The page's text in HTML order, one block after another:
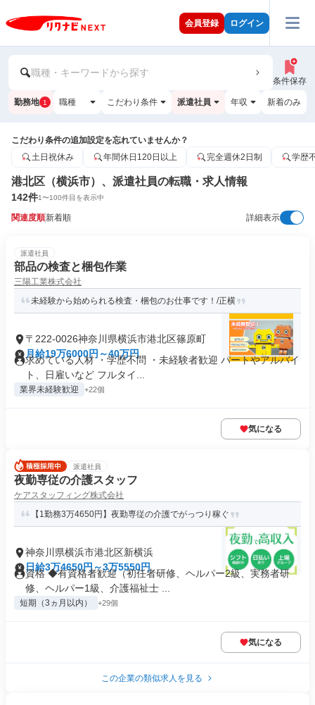
会員登録 ログイン
職種・キーワードから探す
条件保存
勤務地 1 職種 こだわり条件 派遣社員 年収 新着のみ
こだわり条件の追加設定を忘れていませんか？
土日祝休み
年間休日120日以上 完全週休2日制 学歴
港北区（横浜市）、派遣社員の転職・求人情報
142件1〜100件目を表示中
関連度順新着順 詳細表示
派遣社員
部品の検査と梱包作業
三陽工業株式会社
未経験から始められる検査・梱包のお仕事です！/正横
〒222-0026神奈川県横浜市港北区篠原町
月給19万6000円～40万円
求めている人材 ・学歴不問 ・未経験者歓迎 パートやアルバイ
ト、日雇いなど フルタイ...
業界未経験歓迎 +22個
気になる
派遣社員
夜勤専従の介護スタッフ
ケアスタッフィング株式会社
【1勤務3万4650円】夜勤専従の介護でがっつり稼ぐ
神奈川県横浜市港北区新横浜
日給3万4650円～3万5550円
資格 ◆有資格者歓迎（初任者研修、ヘルパー2級、実務者研
修、ヘルパー1級、介護福祉士 ...
短期（3ヵ月以内） +29個
気になる
この企業の類似求人を見る